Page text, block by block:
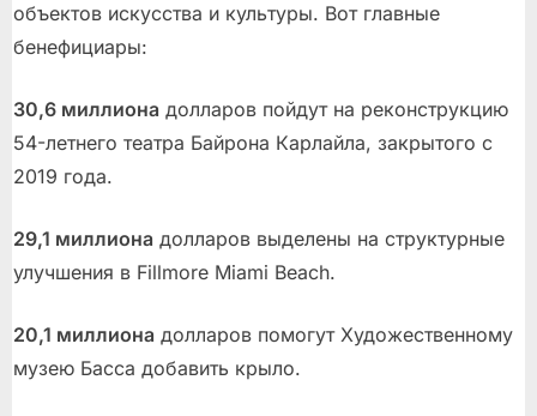
объектов искусства и культуры. Вот главные
бенефициары:
30,6 миллиона долларов пойдут на реконструкцию
54-летнего театра Байрона Карлайла, закрытого с
2019 года.
29,1 миллиона долларов выделены на структурные
улучшения в Fillmore Miami Beach.
20,1 миллиона долларов помогут Художественному
музею Басса добавить крыло.